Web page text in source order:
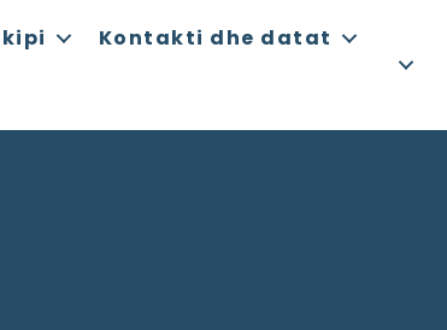
Kontakti dhe datat